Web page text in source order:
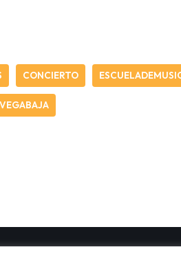
CONCIERTO
VEGABAJA